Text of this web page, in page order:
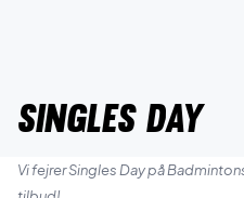
SINGLES DAY
Vi fejrer Singles Day på